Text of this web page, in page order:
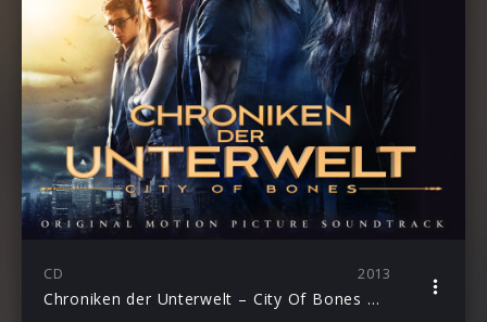
CD 2013
Chroniken der Unterwelt – City Of Bones OST